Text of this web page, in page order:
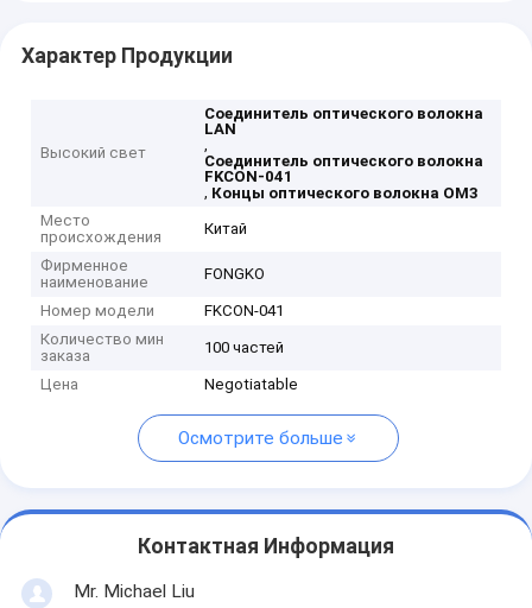
Характер Продукции
Высокий свет
Соединитель оптического волокна
LAN
,
Соединитель оптического волокна
FKCON-041
, Концы оптического волокна OM3
Место
происхождения
Китай
Фирменное
наименование
FONGKO
Номер модели
FKCON-041
Количество мин
заказа
100 частей
Цена Negotiatable
Осмотрите больше
Контактная Информация
Mr. Michael Liu